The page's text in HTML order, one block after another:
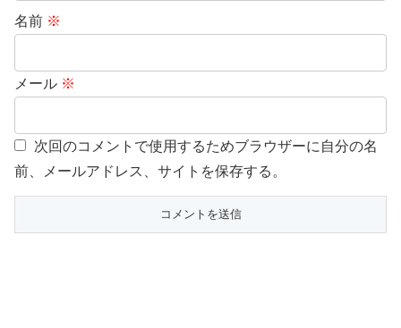
名前 ※
メール ※
次回のコメントで使用するためブラウザーに自分の名
前、メールアドレス、サイトを保存する。